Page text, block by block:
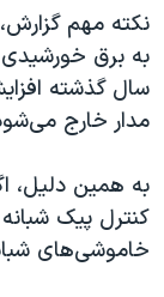
نکته مهم
به برق
سال گذشته
مدار خارج
به همین دلیل،
کنترل پیک
خاموشی‌های